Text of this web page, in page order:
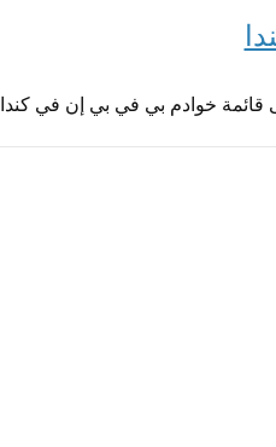
خوادم بي في بي إن في كندا